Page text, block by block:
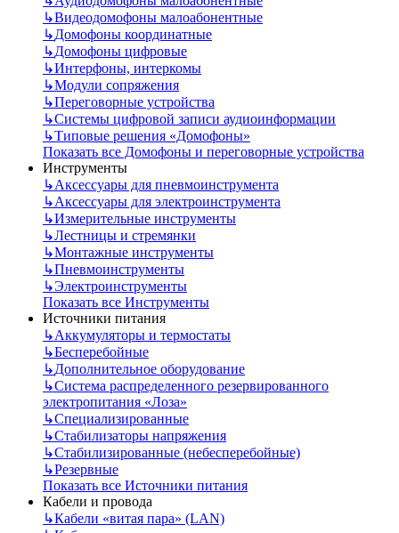
↳Видеодомофоны малоабонентные
↳Домофоны координатные
↳Домофоны цифровые
↳Интерфоны, интеркомы
↳Модули сопряжения
↳Переговорные устройства
↳Системы цифровой записи аудиоинформации
↳Типовые решения «Домофоны»
Показать все Домофоны и переговорные устройства
Инструменты
↳Аксессуары для пневмоинструмента
↳Аксессуары для электроинструмента
↳Измерительные инструменты
↳Лестницы и стремянки
↳Монтажные инструменты
↳Пневмоинструменты
↳Электроинструменты
Показать все Инструменты
Источники питания
↳Аккумуляторы и термостаты
↳Бесперебойные
↳Дополнительное оборудование
↳Система распределенного резервированного
электропитания «Лоза»
↳Специализированные
↳Стабилизаторы напряжения
↳Стабилизированные (небесперебойные)
↳Резервные
Показать все Источники питания
Кабели и провода
↳Кабели «витая пара» (LAN)